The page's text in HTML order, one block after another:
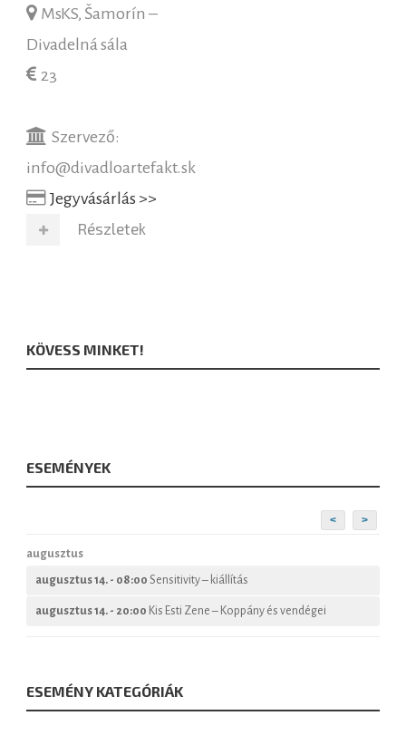
MsKS, Šamorín –
Divadelná sála
23
Szervező:
info@divadloartefakt.sk
Jegyvásárlás >>
Részletek
KÖVESS MINKET!
ESEMÉNYEK
< >
augusztus
augusztus 14. - 08:00 Sensitivity – kiállítás
augusztus 14. - 20:00 Kis Esti Zene – Koppány és vendégei
ESEMÉNY KATEGÓRIÁK